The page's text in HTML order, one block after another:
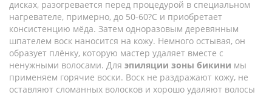
дисках, разогревается перед процедурой в специальном
нагревателе, примерно, до 50-60?С и приобретает
консистенцию мёда. Затем одноразовым деревянным
шпателем воск наносится на кожу. Немного остывая, он
образует плёнку, которую мастер удаляет вместе с
ненужными волосами. Для эпиляции зоны бикини мы
применяем горячие воски. Воск не раздражают кожу, не
оставляют сломанных волосков и хорошо удаляют волосы